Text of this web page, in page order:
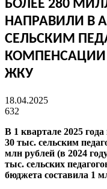
БОЛЕЕ 280
НАПРАВИЛИ В
СЕЛЬСКИМ
КОМПЕНСАЦИИ
ЖКУ
18.04.2025
632
В 1 квартале 2025
30 тыс. сельским
млн рублей (в 2024
тыс. сельских
бюджета составила 1